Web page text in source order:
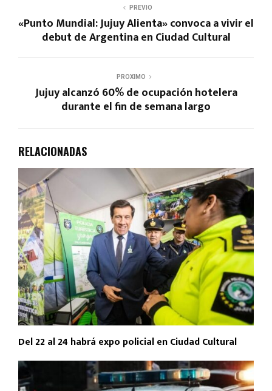
PREVIO
«Punto Mundial: Jujuy Alienta» convoca a vivir el
debut de Argentina en Ciudad Cultural
PROXIMO
Jujuy alcanzó 60% de ocupación hotelera
durante el fin de semana largo
RELACIONADAS
Del 22 al 24 habrá expo policial en Ciudad Cultural